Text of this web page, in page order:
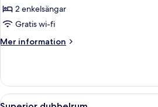
2 enkelsängar
Gratis wi-fi
Mer information
Mer
tvåbäddsrum
Öppna
Ett
6